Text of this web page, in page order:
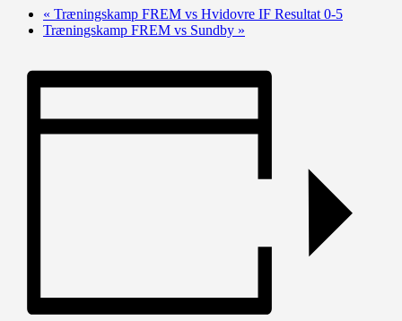
« Træningskamp FREM vs Hvidovre IF Resultat 0-5
Træningskamp FREM vs Sundby »